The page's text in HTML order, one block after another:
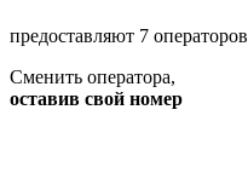
предоставляют 7 операторов
Сменить оператора,
оставив свой номер